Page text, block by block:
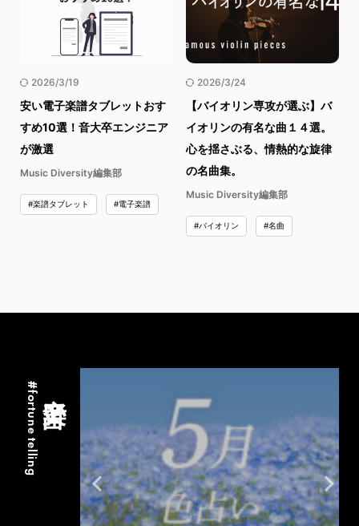
2026/3/19
安い電子楽譜タブレットおす
すめ10選！音大卒エンジニア
が激選
Music Diversity編集部
#楽譜タブレット #電子楽譜
2026/3/24
【バイオリン専攻が選ぶ】バ
イオリンの有名な曲１４選。
心を揺さぶる、情熱的な旋律
の名曲集。
Music Diversity編集部
#バイオリン #名曲
音楽占い
#fortune telling